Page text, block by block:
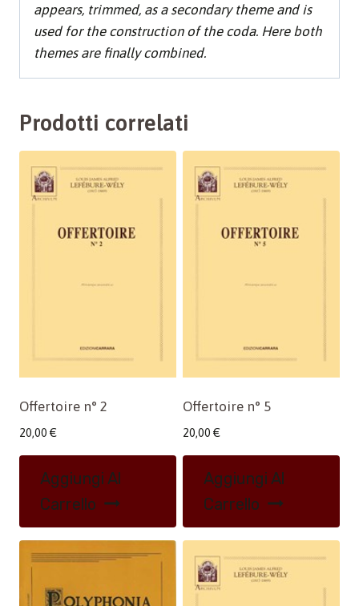
appears, trimmed, as a secondary theme and is
used for the construction of the coda. Here both
themes are finally combined.
Prodotti correlati
Offertoire n° 2
20,00 €
Aggiungi Al
Carrello
Offertoire n° 5
20,00 €
Aggiungi Al
Carrello